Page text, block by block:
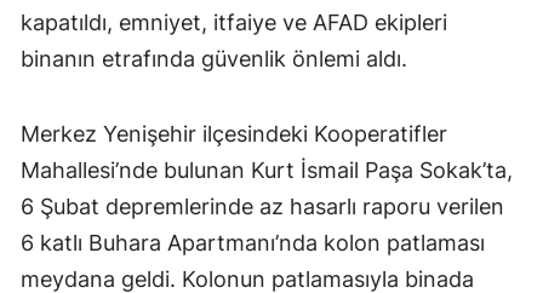
kapatıldı, emniyet, itfaiye ve AFAD ekipleri
binanın etrafında güvenlik önlemi aldı.
Merkez Yenişehir ilçesindeki Kooperatifler
Mahallesi’nde bulunan Kurt İsmail Paşa Sokak’ta,
6 Şubat depremlerinde az hasarlı raporu verilen
6 katlı Buhara Apartmanı’nda kolon patlaması
meydana geldi. Kolonun patlamasıyla binada